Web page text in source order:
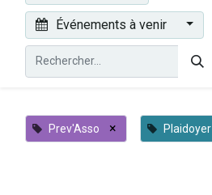
Événements à venir
Prev'Asso × Plaidoyer